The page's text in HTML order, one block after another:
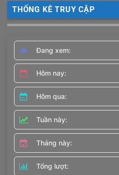
THỐNG KÊ TRUY CẬP
Đang xem:
Hôm nay:
Hôm qua:
Tuần này:
Tháng này:
Tổng lượt: